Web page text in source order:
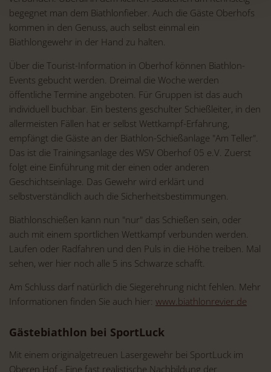
begegnet man dem Biathlonfieber. Auch die Gäste Oberhofs
kommen in den Genuss, auch selbst einmal ein
Biathlongewehr in der Hand zu halten.
Über die Tourist-Information in Oberhof können Biathlon-
Events gebucht werden. Dreimal die Woche werden
öffentliche Termine angeboten. Für Gruppen ist das auch
individuell buchbar. Ein bestens geschulter Schießleiter, in den
allermeisten Fällen hat er selbst Wettkampf-Erfahrung,
empfängt die Gäste an der Biathlon-Schießanlage "Am Teller".
Das ist die Trainingsanlage des WSV Oberhof 05 e.V. Zuerst
folgt eine Einführung mit der einen oder anderen
Geschichtseinlage. Das Gewehr wird erklärt und
selbstverständlich auch die Sicherheitsbestimmungen.
Biathlonschießen kann nun "nur" das Schießen sein, oder
auch mit einem sportlichen Wettkampf verbunden werden.
Laufen oder Radfahren und den Puls in die Höhe treiben. Mal
sehen, wer hier noch alle 5 ins Schwarze schafft.
Am Schluss darf natürlich die Siegerehrung nicht fehlen. Mehr
Informationen finden Sie auch hier: www.biathlonrevier.de
Gästebiathlon bei SportLuck
Mit einem originalgetreuen Lasergewehr bei SportLuck im
Oberen Hof - Eine fast realistische Nachbildung der